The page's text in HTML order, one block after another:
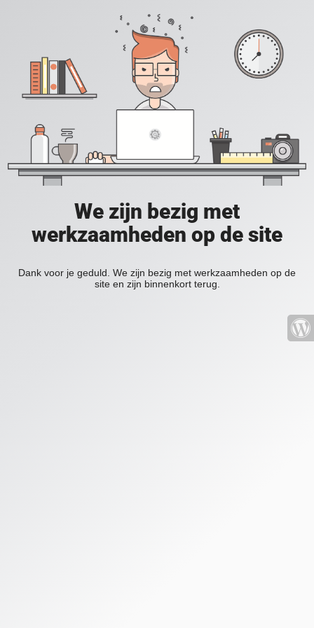
We zijn bezig met
werkzaamheden op de site
Dank voor je geduld. We zijn bezig met werkzaamheden op de
site en zijn binnenkort terug.